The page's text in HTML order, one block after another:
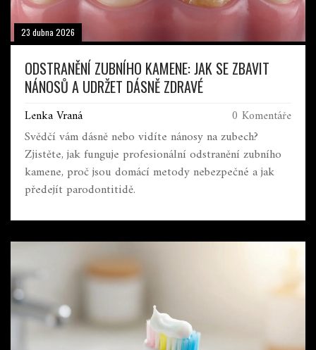
23 dubna 2026
ODSTRANĚNÍ ZUBNÍHO KAMENE: JAK SE ZBAVIT
NÁNOSŮ A UDRŽET DÁSNĚ ZDRAVÉ
Lenka Vraná 0 Komentáře
Svědčí vám dásně nebo vidíte nánosy na zubech?
Zjistěte, jak funguje profesionální odstranění zubního
kamene, proč jsou domácí metody nebezpečné a jak
předejít parodontitidě.